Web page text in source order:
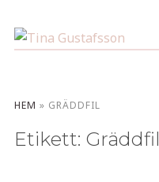
HEM » GRÄDDFIL
Etikett: Gräddfil